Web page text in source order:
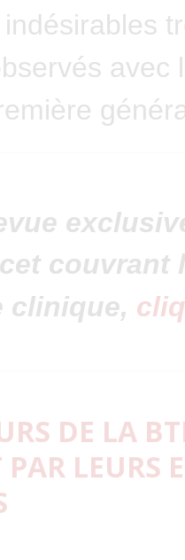
avec
couvrant
clinique,
DE LA
LEURS